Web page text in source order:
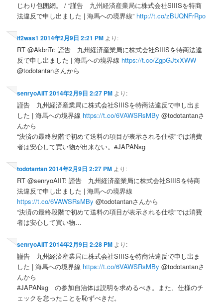
じわり包囲網。 / “謹告 九州経済産業局に株式会社SIIISを特商
法違反で申し出ました | 海馬への境界線” http://t.co/zBUQNFrRpo
if2was1 2014年2月9日 2:21 PM より:
RT @AkbnTr: 謹告 九州経済産業局に株式会社SIIISを特商法違
反で申し出ました | 海馬への境界線 https://t.co/ZgpGJtxXWW
@todotantanさんから
senryoAIIT2014年2月9日 2:27 PM より:
謹告 九州経済産業局に株式会社SIIISを特商法違反で申し出ま
した | 海馬への境界線 https://t.co/6VAWSRsMBy @todotantanさ
んから
“決済の最終段階で初めて送料の項目が表示される仕様”では消費
者は安心して買い物が出来ない。#JAPANsg
todotantan2014年2月9日 2:27 PM より:
RT @senryoAIIT: 謹告 九州経済産業局に株式会社SIIISを特商
法違反で申し出ました | 海馬への境界線
https://t.co/6VAWSRsMBy @todotantanさんから
“決済の最終段階で初めて送料の項目が表示される仕様”では消費
者は安心して買い物…
senryoAIIT2014年2月9日 2:28 PM より:
謹告 九州経済産業局に株式会社SIIISを特商法違反で申し出ま
した | 海馬への境界線 https://t.co/6VAWSRsMBy @todotantanさ
んから
#JAPANsg の参加自治体は説明を求めるべき。また、仕様のチ
ェックを怠ったことを恥ずべきだ。